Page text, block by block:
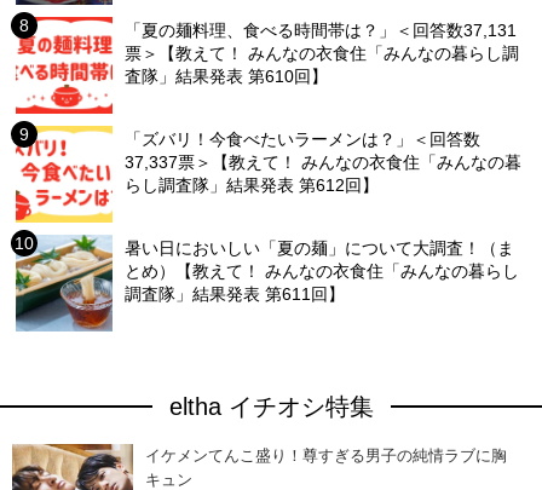
「夏の麺料理、食べる時間帯は？」＜回答数37,131
票＞【教えて！ みんなの衣食住「みんなの暮らし調
査隊」結果発表 第610回】
「ズバリ！今食べたいラーメンは？」＜回答数
37,337票＞【教えて！ みんなの衣食住「みんなの暮
らし調査隊」結果発表 第612回】
暑い日においしい「夏の麺」について大調査！（ま
とめ）【教えて！ みんなの衣食住「みんなの暮らし
調査隊」結果発表 第611回】
eltha イチオシ特集
イケメンてんこ盛り！尊すぎる男子の純情ラブに胸
キュン